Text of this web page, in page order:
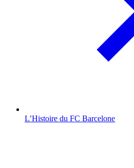
L’Histoire du FC Barcelone